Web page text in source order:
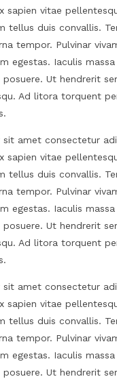
sapien vitae
tellus duis convallis.
tempor. Pulvinar
egestas. Iaculis
Ut hendrerit
Ad litora torquent
amet consectetur
sapien vitae
tellus duis convallis.
tempor. Pulvinar
egestas. Iaculis
Ut hendrerit
Ad litora torquent
amet consectetur
sapien vitae
tellus duis convallis.
tempor. Pulvinar
egestas. Iaculis
Ut hendrerit